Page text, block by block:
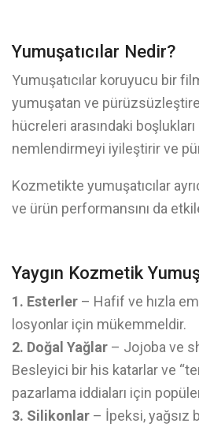
Yumuşatıcılar Nedir?
Yumuşatıcılar koruyucu bir
yumuşatan ve
hücreleri arasındaki
nemlendirmeyi iyileştirir ve
Kozmetikte yumuşatıcılar
ve ürün performansını da
Yaygın Kozmetik
1. Esterler – Hafif ve hızla
losyonlar için mükemmeldir.
2. Doğal Yağlar – Jojoba ve
Besleyici bir his katarlar ve
pazarlama iddiaları için
3. Silikonlar – İpeksi, yağsız